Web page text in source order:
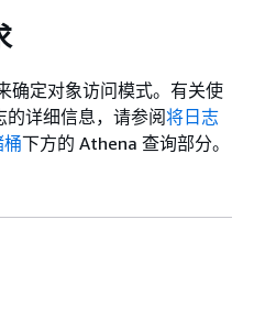
确定对象访问模式。有关使
详细信息，请参阅将日志
下方的 Athena 查询部分。